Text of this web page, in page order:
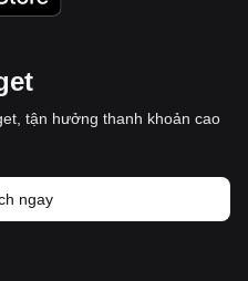
tận hưởng thanh khoản cao
ngay